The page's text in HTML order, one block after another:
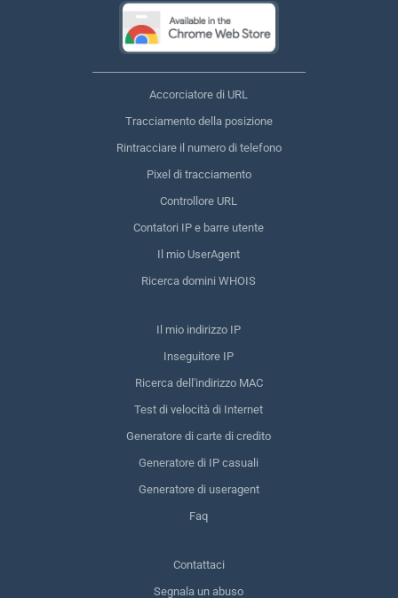
Accorciatore di URL
Tracciamento della posizione
Rintracciare il numero di telefono
Pixel di tracciamento
Controllore URL
Contatori IP e barre utente
Il mio UserAgent
Ricerca domini WHOIS
Il mio indirizzo IP
Inseguitore IP
Ricerca dell'indirizzo MAC
Test di velocità di Internet
Generatore di carte di credito
Generatore di IP casuali
Generatore di useragent
Faq
Contattaci
Segnala un abuso